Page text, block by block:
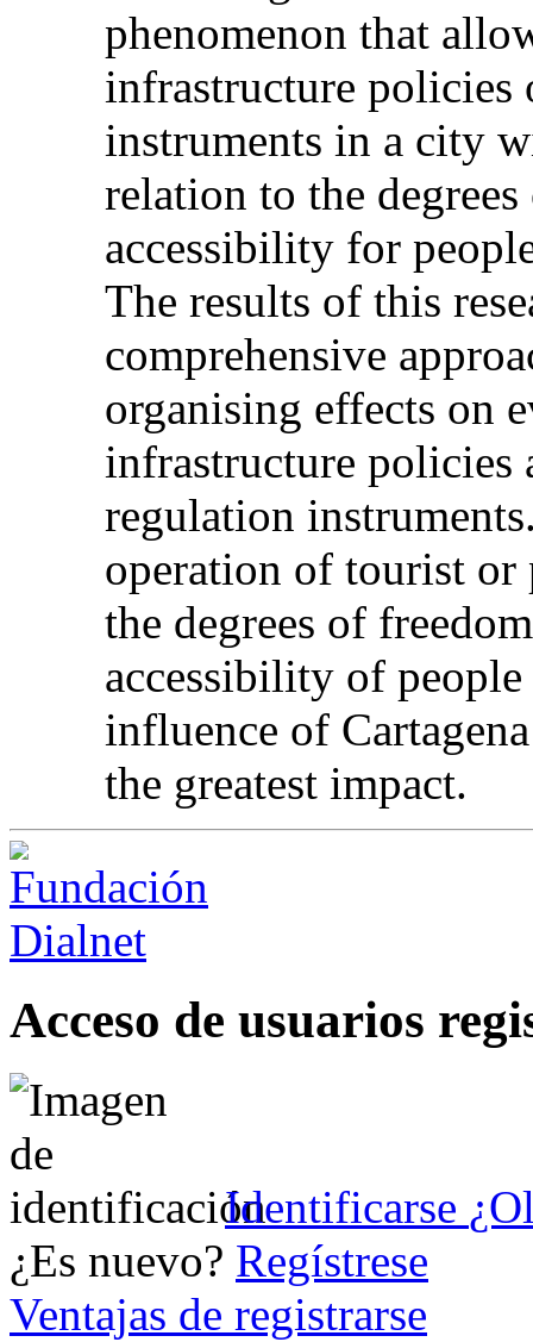
phenomenon that
infrastructure policies
instruments in a city
relation to the
accessibility for
The results of this
comprehensive
organising effects on
infrastructure policies
regulation
operation of tourist or
the degrees of
accessibility of
influence of
the greatest impact.
Acceso de usuarios
Identificarse
¿Es nuevo? Regístrese
Ventajas de registrarse